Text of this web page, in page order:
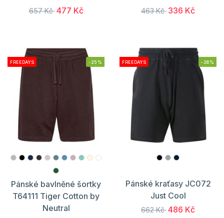
657 Kč 477 Kč 463 Kč 336 Kč
FREEDAYS -25%
Pánské bavlněné šortky
T64111 Tiger Cotton by
Neutral
FREEDAYS -26%
Pánské kraťasy JC072
Just Cool
662 Kč486 Kč